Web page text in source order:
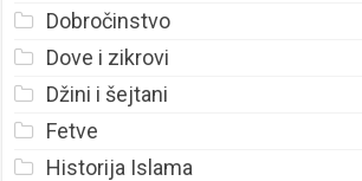
Dobročinstvo
Dove i zikrovi
Džini i šejtani
Fetve
Historija Islama